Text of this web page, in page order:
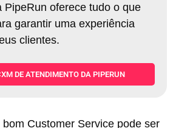
PipeRun oferece tudo o que
garantir uma experiência
clientes.
DE ATENDIMENTO DA PIPERUN
Customer Service pode ser